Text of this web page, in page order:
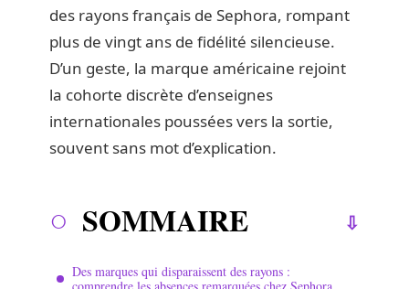
des rayons français de Sephora, rompant
plus de vingt ans de fidélité silencieuse.
D’un geste, la marque américaine rejoint
la cohorte discrète d’enseignes
internationales poussées vers la sortie,
souvent sans mot d’explication.
SOMMAIRE
Des marques qui disparaissent des rayons :
comprendre les absences remarquées chez Sephora